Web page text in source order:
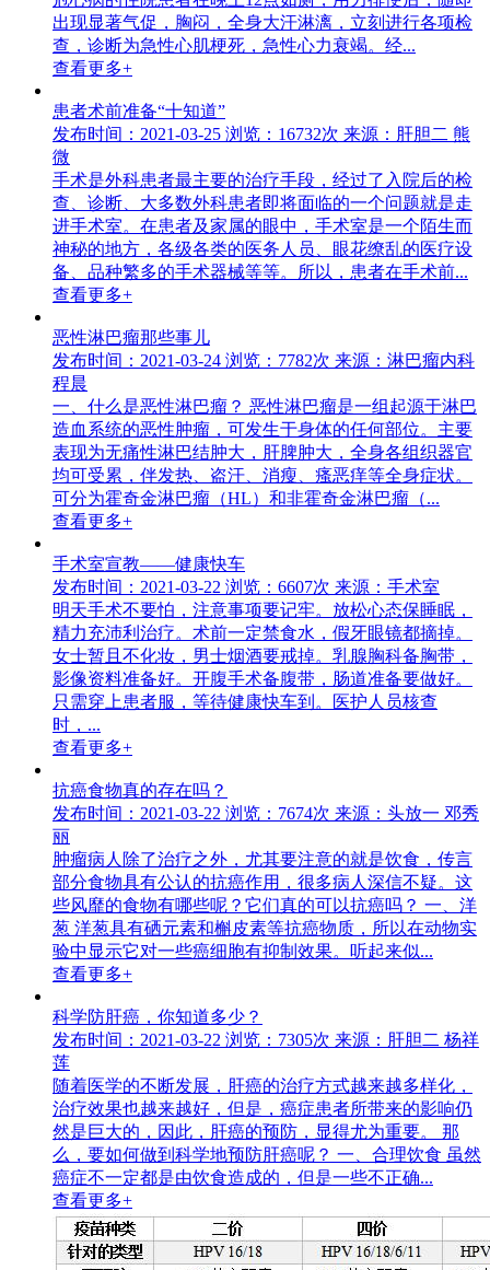
出现显著气促，胸闷，全身大汗淋漓，立刻进行各项检
查，诊断为急性心肌梗死，急性心力衰竭。经...
查看更多+
患者术前准备“十知道”
发布时间：2021-03-25 浏览：16732次 来源：肝胆二 熊
微
手术是外科患者最主要的治疗手段，经过了入院后的检
查、诊断、大多数外科患者即将面临的一个问题就是走
进手术室。在患者及家属的眼中，手术室是一个陌生而
神秘的地方，各级各类的医务人员、眼花缭乱的医疗设
备、品种繁多的手术器械等等。所以，患者在手术前...
查看更多+
恶性淋巴瘤那些事儿
发布时间：2021-03-24 浏览：7782次 来源：淋巴瘤内科
程晨
一、什么是恶性淋巴瘤？ 恶性淋巴瘤是一组起源于淋巴
造血系统的恶性肿瘤，可发生于身体的任何部位。主要
表现为无痛性淋巴结肿大，肝脾肿大，全身各组织器官
均可受累，伴发热、盗汗、消瘦、瘙恶痒等全身症状。
可分为霍奇金淋巴瘤（HL）和非霍奇金淋巴瘤（...
查看更多+
手术室宣教——健康快车
发布时间：2021-03-22 浏览：6607次 来源：手术室
明天手术不要怕，注意事项要记牢。放松心态保睡眠，
精力充沛利治疗。术前一定禁食水，假牙眼镜都摘掉。
女士暂且不化妆，男士烟酒要戒掉。乳腺胸科备胸带，
影像资料准备好。开腹手术备腹带，肠道准备要做好。
只需穿上患者服，等待健康快车到。医护人员核查
时，...
查看更多+
抗癌食物真的存在吗？
发布时间：2021-03-22 浏览：7674次 来源：头放一 邓秀
丽
肿瘤病人除了治疗之外，尤其要注意的就是饮食，传言
部分食物具有公认的抗癌作用，很多病人深信不疑。这
些风靡的食物有哪些呢？它们真的可以抗癌吗？ 一、洋
葱 洋葱具有硒元素和槲皮素等抗癌物质，所以在动物实
验中显示它对一些癌细胞有抑制效果。听起来似...
查看更多+
科学防肝癌，你知道多少？
发布时间：2021-03-22 浏览：7305次 来源：肝胆二 杨祥
莲
随着医学的不断发展，肝癌的治疗方式越来越多样化，
治疗效果也越来越好，但是，癌症患者所带来的影响仍
然是巨大的，因此，肝癌的预防，显得尤为重要。 那
么，要如何做到科学地预防肝癌呢？ 一、合理饮食 虽然
癌症不一定都是由饮食造成的，但是一些不正确...
查看更多+